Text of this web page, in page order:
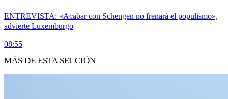
ENTREVISTA: «Acabar con Schengen no frenará el populismo»,
advierte Luxemburgo
08:55
MÁS DE ESTA SECCIÓN